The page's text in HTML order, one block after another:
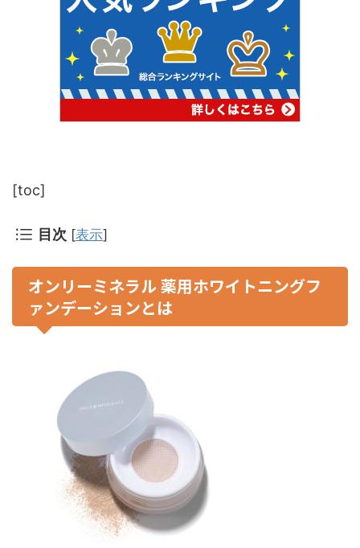
[toc]
目次 [表示]
オンリーミネラル 薬用ホワイトニングフ
ァンデーションとは